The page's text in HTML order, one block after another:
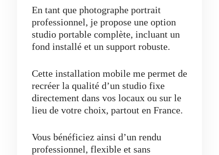
En tant que photographe portrait
professionnel, je propose une option
studio portable complète, incluant un
fond installé et un support robuste.
Cette installation mobile me permet de
recréer la qualité d’un studio fixe
directement dans vos locaux ou sur le
lieu de votre choix, partout en France.
Vous bénéficiez ainsi d’un rendu
professionnel, flexible et sans